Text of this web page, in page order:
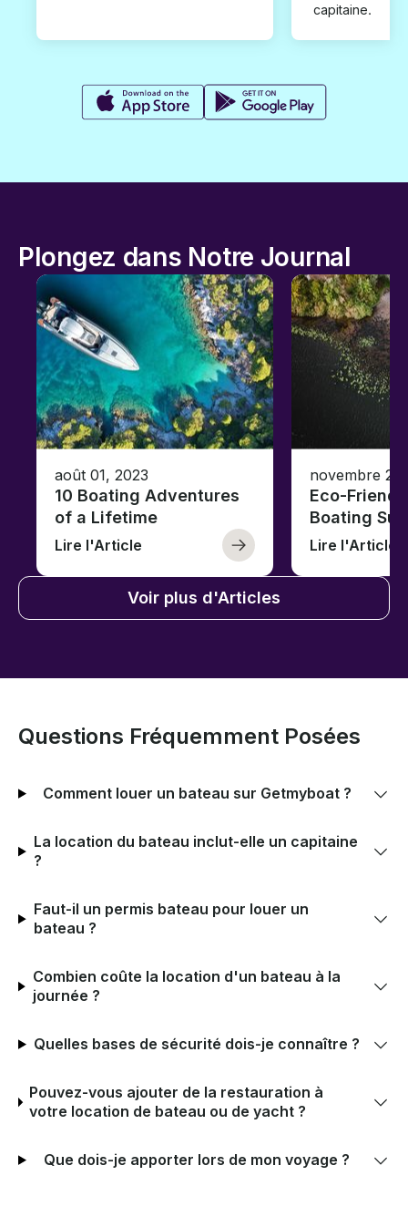
capitaine.
Plongez dans Notre Journal
août 01, 2023
10 Boating Adventures
of a Lifetime
Lire l'Article
novembre
Eco-
Boating
Lire l'Article
Voir plus d'Articles
Questions Fréquemment Posées
Comment louer un bateau sur Getmyboat ?
La location du bateau inclut-elle un capitaine
?
Faut-il un permis bateau pour louer un
bateau ?
Combien coûte la location d'un bateau à la
journée ?
Quelles bases de sécurité dois-je connaître ?
Pouvez-vous ajouter de la restauration à
votre location de bateau ou de yacht ?
Que dois-je apporter lors de mon voyage ?